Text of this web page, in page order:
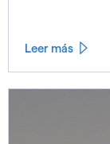
Leer más